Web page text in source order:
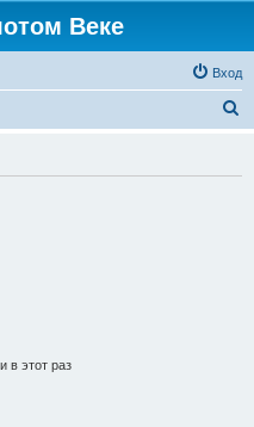
Веке
Вход
в этот раз